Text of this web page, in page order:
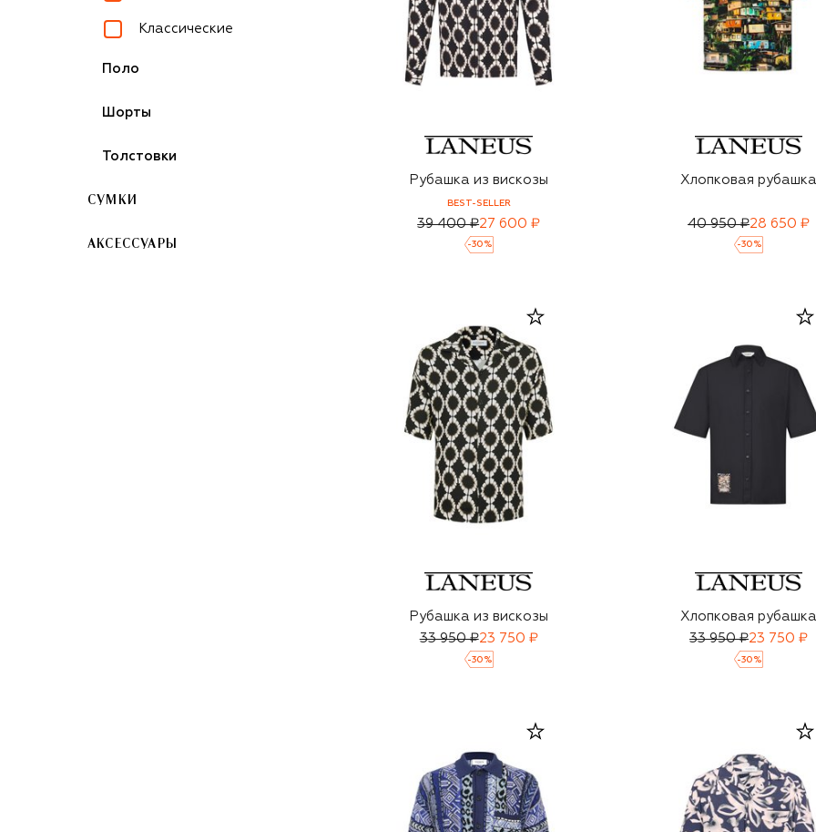
Классические
Поло
Шорты
Толстовки
СУМКИ
АКСЕССУАРЫ
Рубашка из вискозы
BEST-SELLER
39 400 ₽27 600 ₽
-30 %
Хлопковая рубашка
40 950 ₽28 650 ₽
-30 %
Рубашка из вискозы
33 950 ₽23 750 ₽
-30 %
Хлопковая рубашка
33 950 ₽23 750 ₽
-30 %